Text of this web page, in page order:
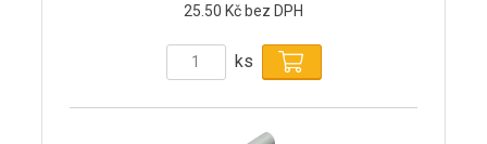
25.50 Kč bez DPH
ks